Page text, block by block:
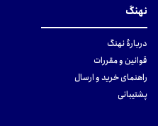
نهنگ
دربارهٔ نهنگ
قوانین و مقررات
راهنمای خرید و ارسال
پشتیبانی